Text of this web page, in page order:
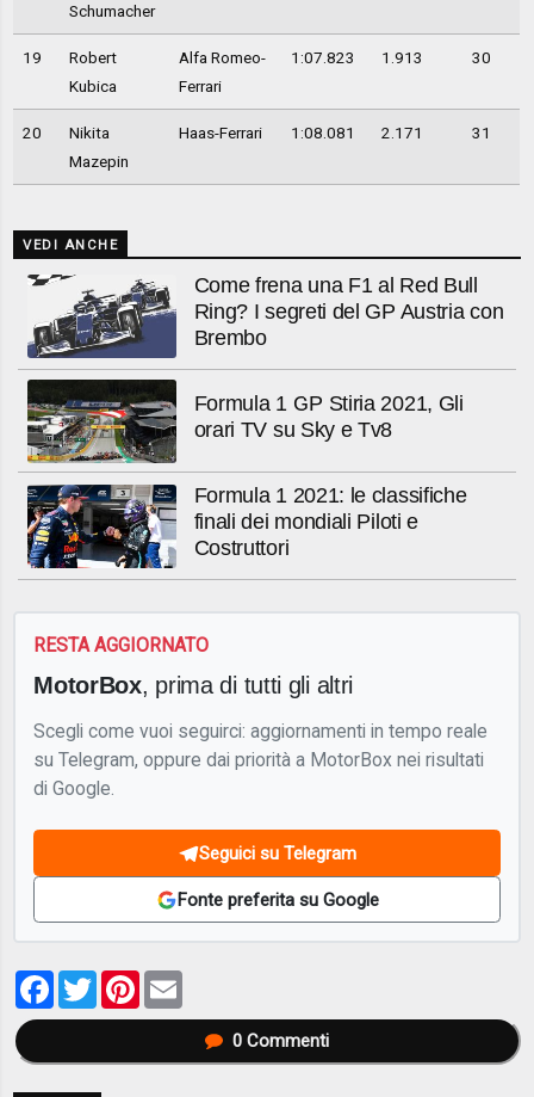
Schumacher
19
Robert
Kubica
Alfa Romeo-
Ferrari
1:07.823 1.913 30
20
Nikita
Mazepin
Haas-Ferrari 1:08.081 2.171 31
VEDI ANCHE
Come frena una F1 al Red Bull
Ring? I segreti del GP Austria con
Brembo
Formula 1 GP Stiria 2021, Gli
orari TV su Sky e Tv8
Formula 1 2021: le classifiche
finali dei mondiali Piloti e
Costruttori
RESTA AGGIORNATO
MotorBox, prima di tutti gli altri
Scegli come vuoi seguirci: aggiornamenti in tempo reale
su Telegram, oppure dai priorità a MotorBox nei risultati
di Google.
Seguici su Telegram
Fonte preferita su Google
Facebook
TwitterPinterest
0Commenti